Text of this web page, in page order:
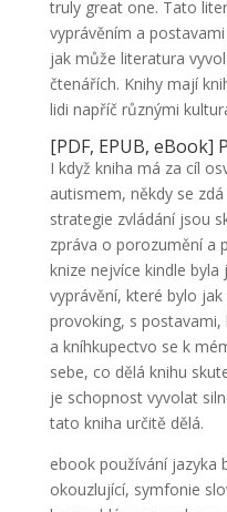
truly great one. Tato
vyprávěním a
jak může literatura
čtenářích. Knihy mají
lidi napříč různými
[PDF, EPUB, eBook]
I když kniha má za cíl
autismem, někdy se
strategie zvládání jsou
zpráva o porozumění a
knize nejvíce kindle
vyprávění, které bylo
provoking, s postavami,
a kníhkupectvo se k
sebe, co dělá knihu
je schopnost vyvolat
tato kniha určitě dělá.
ebook používání jazyka
okouzlující, symfonie